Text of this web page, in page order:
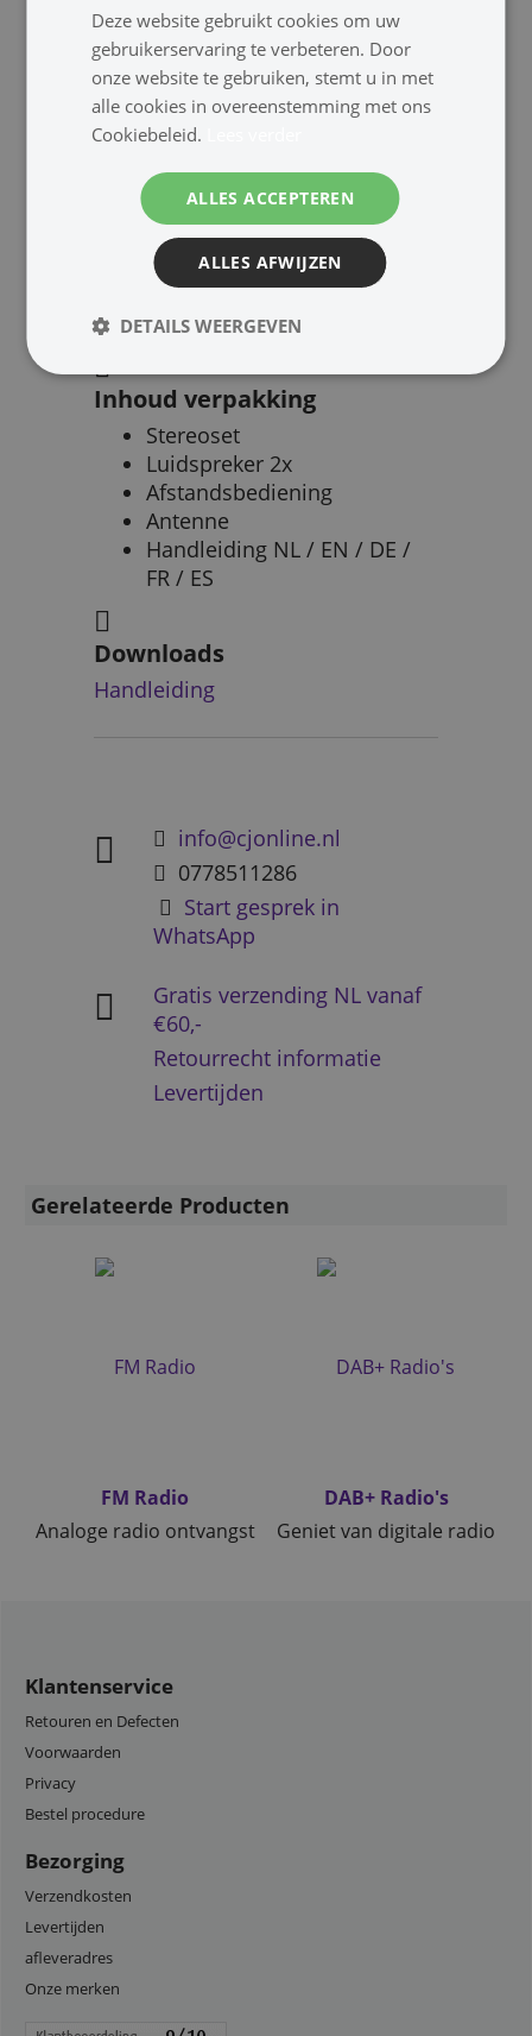
DAB+ Microset DAB+ Tafelmodel
DAB+ Pocket DAB+ Compact
DAB+ Draagbaar
Internetradio Radiotuner
Batterij-Radio DAB+ Antenne
Inhoud verpakking
Stereoset
Luidspreker 2x
Afstandsbediening
Antenne
Handleiding NL / EN / DE /
FR / ES
Downloads
Handleiding
info@cjonline.nl
0778511286
Start gesprek in
WhatsApp
Gratis verzending NL vanaf
€60,-
Retourrecht informatie
Levertijden
Gerelateerde Producten
FM Radio
Analoge radio ontvangst
DAB+ Radio's
Geniet van digitale radio
Klantenservice
Retouren en Defecten
Voorwaarden
Privacy
Bestel procedure
Bezorging
Verzendkosten
Levertijden
afleveradres
Onze merken
Deze website gebruikt cookies om uw
gebruikerservaring te verbeteren. Door
onze website te gebruiken, stemt u in met
alle cookies in overeenstemming met ons
Cookiebeleid.
ALLES ACCEPTEREN
ALLES AFWIJZEN
DETAILS WEERGEVEN